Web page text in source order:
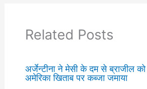
Related Posts
अर्जेन्टीना ने मेसी के दम से ब्राजील को
अमेरिका खिताब पर कब्जा जमाया